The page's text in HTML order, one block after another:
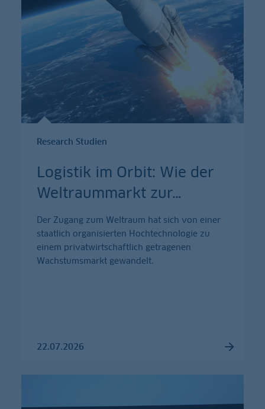
Research Studien
Logistik im Orbit: Wie der
Weltraummarkt zur…
Der Zugang zum Weltraum hat sich von einer
staatlich organisierten Hochtechnologie zu
einem privatwirtschaftlich getragenen
Wachstumsmarkt gewandelt.
22.07.2026